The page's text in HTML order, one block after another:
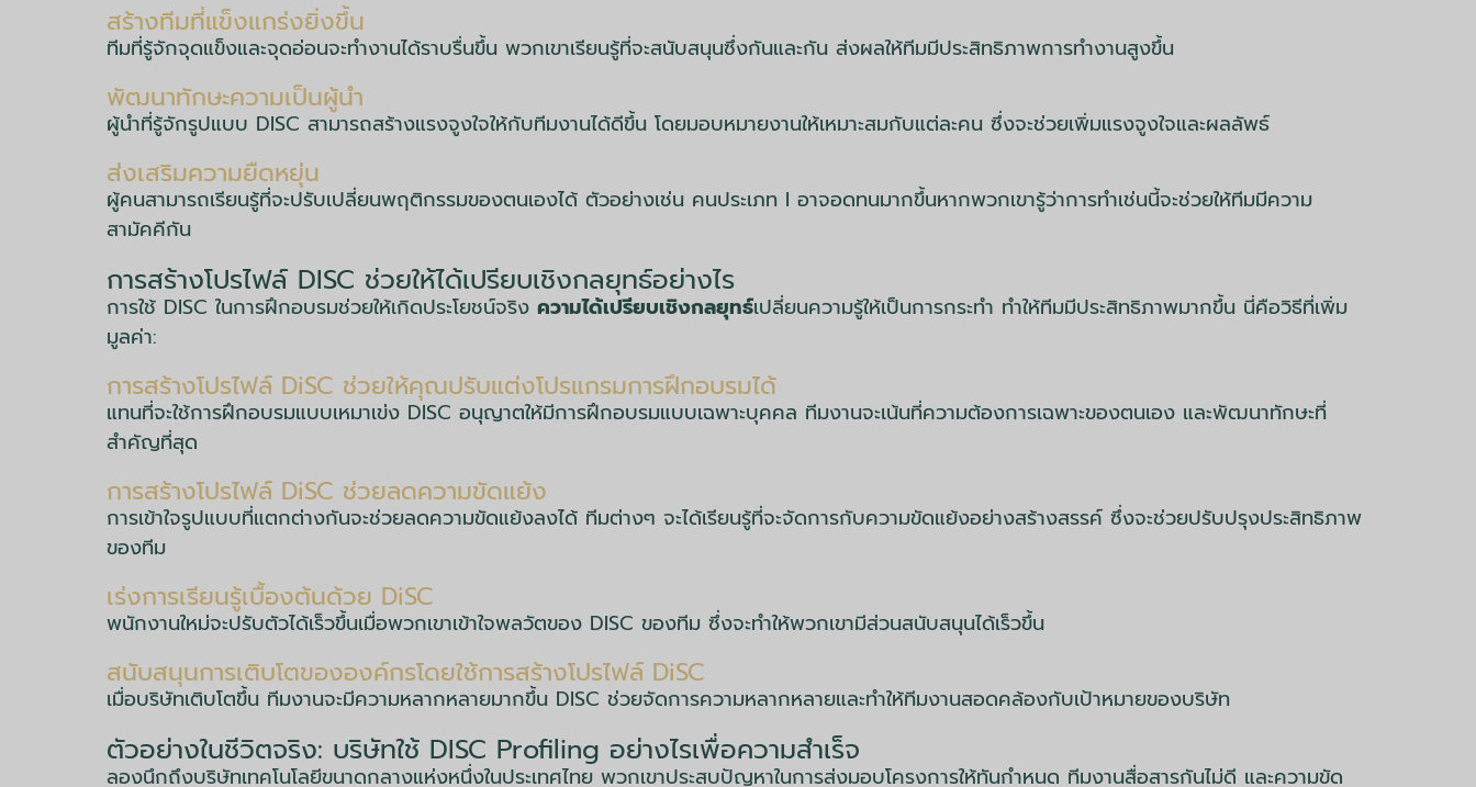
สร้างทีมที่แข็งแกร่งยิ่งขึ้น
ทีมที่รู้จักจุดแข็งและจุดอ่อนจะทำงานได้ราบรื่นขึ้น พวกเขาเรียนรู้ที่จะสนับสนุนซึ่งกันและกัน ส่งผลให้ทีมมีประสิทธิภาพการทำงานสูงขึ้น
พัฒนาทักษะความเป็นผู้นำ
ผู้นำที่รู้จักรูปแบบ DISC สามารถสร้างแรงจูงใจให้กับทีมงานได้ดีขึ้น โดยมอบหมายงานให้เหมาะสมกับแต่ละคน ซึ่งจะช่วยเพิ่มแรงจูงใจและผลลัพธ์
ส่งเสริมความยืดหยุ่น
ผู้คนสามารถเรียนรู้ที่จะปรับเปลี่ยนพฤติกรรมของตนเองได้ ตัวอย่างเช่น คนประเภท I อาจอดทนมากขึ้นหากพวกเขารู้ว่าการทำเช่นนี้จะช่วยให้ทีมมีความ
สามัคคีกัน
การสร้างโปรไฟล์ DISC ช่วยให้ได้เปรียบเชิงกลยุทธ์อย่างไร
การใช้ DISC ในการฝึกอบรมช่วยให้เกิดประโยชน์จริง ความได้เปรียบเชิงกลยุทธ์เปลี่ยนความรู้ให้เป็นการกระทำ ทำให้ทีมมีประสิทธิภาพมากขึ้น นี่คือวิธีที่เพิ่ม
มูลค่า:
การสร้างโปรไฟล์ DiSC ช่วยให้คุณปรับแต่งโปรแกรมการฝึกอบรมได้
แทนที่จะใช้การฝึกอบรมแบบเหมาเข่ง DISC อนุญาตให้มีการฝึกอบรมแบบเฉพาะบุคคล ทีมงานจะเน้นที่ความต้องการเฉพาะของตนเอง และพัฒนาทักษะที่
สำคัญที่สุด
การสร้างโปรไฟล์ DiSC ช่วยลดความขัดแย้ง
การเข้าใจรูปแบบที่แตกต่างกันจะช่วยลดความขัดแย้งลงได้ ทีมต่างๆ จะได้เรียนรู้ที่จะจัดการกับความขัดแย้งอย่างสร้างสรรค์ ซึ่งจะช่วยปรับปรุงประสิทธิภาพ
ของทีม
เร่งการเรียนรู้เบื้องต้นด้วย DiSC
พนักงานใหม่จะปรับตัวได้เร็วขึ้นเมื่อพวกเขาเข้าใจพลวัตของ DISC ของทีม ซึ่งจะทำให้พวกเขามีส่วนสนับสนุนได้เร็วขึ้น
สนับสนุนการเติบโตขององค์กรโดยใช้การสร้างโปรไฟล์ DiSC
เมื่อบริษัทเติบโตขึ้น ทีมงานจะมีความหลากหลายมากขึ้น DISC ช่วยจัดการความหลากหลายและทำให้ทีมงานสอดคล้องกับเป้าหมายของบริษัท
ตัวอย่างในชีวิตจริง: บริษัทใช้ DISC Profiling อย่างไรเพื่อความสำเร็จ
ลองนึกถึงบริษัทเทคโนโลยีขนาดกลางแห่งหนึ่งในประเทศไทย พวกเขาประสบปัญหาในการส่งมอบโครงการให้ทันกำหนด ทีมงานสื่อสารกันไม่ดี และความขัด